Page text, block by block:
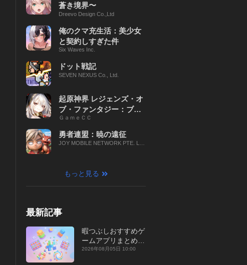
蒼き境界〜
Dreevo Design Co.,Ltd
俺のクマ充生活：美少女
と契約しすぎた件
Six Waves Inc.
ドット戦記
SEVEN NEXUS Co., Ltd.
起原神界 レジェンズ・オ
ブ・ファンタジー：ブレ
イブ X
ＧａｍｅＣＣ
勇者連盟：暁の遠征
JOY MOBILE NETWORK PTE. LT
もっと見る
最新記事
暇つぶしおすすめゲ
ームアプリまとめ｜
オフライン対応あり
2026年08月05日 10:00